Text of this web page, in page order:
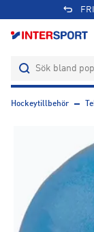
Hockeytillbehör